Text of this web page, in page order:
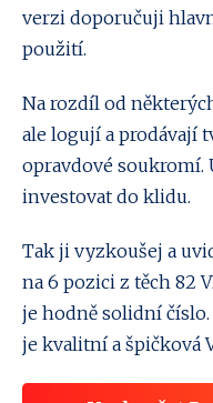
verzi doporučuji
použití.
Na rozdíl od
ale logují a prodávají
opravdové soukromí.
investovat do klidu.
Tak ji vyzkoušej a
na 6 pozici z těch 82
je hodně solidní
je kvalitní a špičková